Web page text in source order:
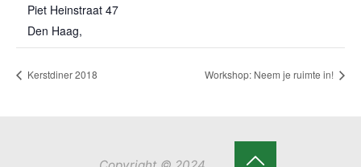
Piet Heinstraat 47
Den Haag,
Kerstdiner 2018 Workshop: Neem je ruimte in!